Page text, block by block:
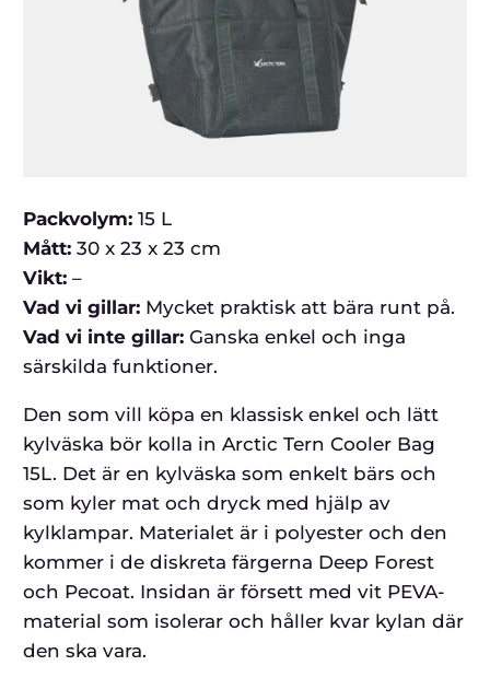
Packvolym:15 L
Mått:30 x 23 x 23 cm
Vikt:–
Vad vi gillar: Mycket praktisk att bära runt på.
Vad vi inte gillar: Ganska enkel och inga
särskilda funktioner.
Den som vill köpa en klassisk enkel och lätt
kylväska bör kolla in Arctic Tern Cooler Bag
15L. Det är en kylväska som enkelt bärs och
som kyler mat och dryck med hjälp av
kylklampar. Materialet är i polyester och den
kommer i de diskreta färgerna Deep Forest
och Pecoat. Insidan är försett med vit PEVA-
material som isolerar och håller kvar kylan där
den ska vara.